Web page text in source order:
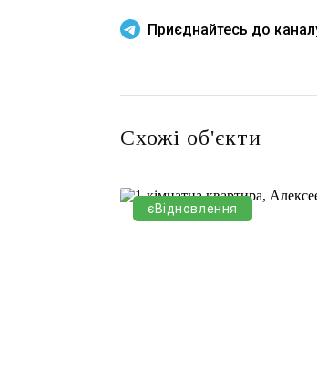
Приєднайтесь до
Схожі об'єкти
єВідновлення